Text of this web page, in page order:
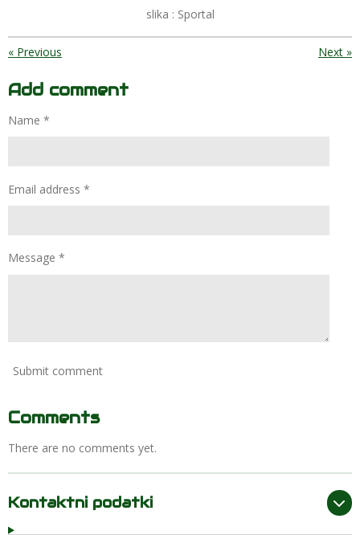
slika : Sportal
« Previous Next »
Add comment
Name *
Email address *
Message *
Submit comment
Comments
There are no comments yet.
Kontaktni podatki